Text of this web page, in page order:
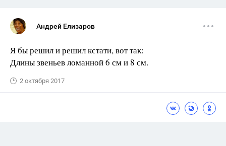
Андрей Елизаров
Я бы решил и решил кстати, вот так:
Длины звеньев ломанной 6 см и 8 см.
2 октября 2017